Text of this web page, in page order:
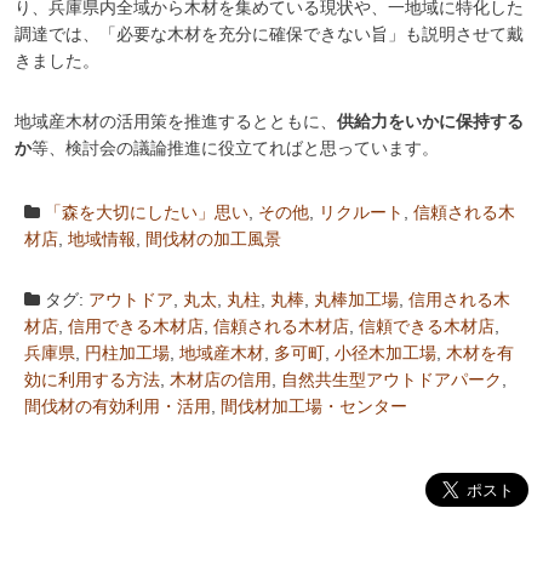
り、兵庫県内全域から木材を集めている現状や、一地域に特化した
調達では、「必要な木材を充分に確保できない旨」も説明させて戴
きました。
地域産木材の活用策を推進するとともに、 供給力をいかに保持する
か等、検討会の議論推進に役立てればと思っています。
「森を大切にしたい」思い その他 リクルート
信頼される木
材店 地域情報 間伐材の加工風景
タグ: アウトドア 丸太 丸柱 丸棒 丸棒加工場 信用される木
材店 信用できる木材店 信頼される木材店 信頼できる木材店
兵庫県
円柱加工場 地域産木材 多可町 小径木加工場 木材を有
効に利用する方法 木材店の信用 自然共生型アウトドアパーク
間伐材の有効利用・活用 間伐材加工場・センター